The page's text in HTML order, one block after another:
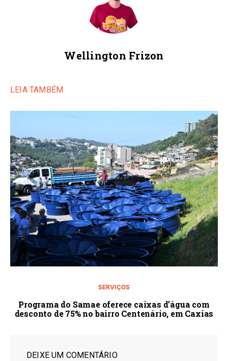
Wellington Frizon
LEIA TAMBÉM
SERVIÇOS
Programa do Samae oferece caixas d’água com
desconto de 75% no bairro Centenário, em Caxias
DEIXE UM COMENTÁRIO